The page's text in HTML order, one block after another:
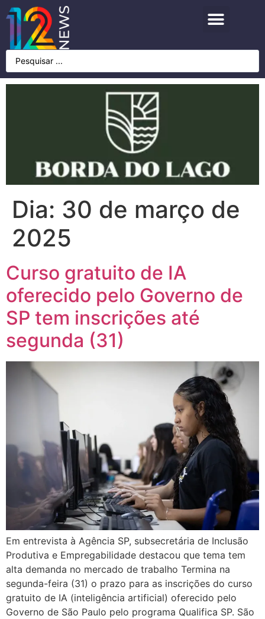
Dia: 30 de março de
2025
Curso gratuito de IA
oferecido pelo Governo de
SP tem inscrições até
segunda (31)
Em entrevista à Agência SP, subsecretária de Inclusão
Produtiva e Empregabilidade destacou que tema tem
alta demanda no mercado de trabalho Termina na
segunda-feira (31) o prazo para as inscrições do curso
gratuito de IA (inteligência artificial) oferecido pelo
Governo de São Paulo pelo programa Qualifica SP. São